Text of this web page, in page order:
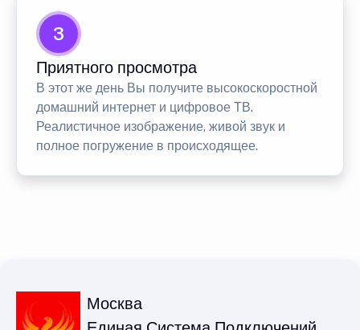
3
Приятного просмотра
В этот же день Вы получите высокоскоростной
домашний интернет и цифровое ТВ.
Реалистичное изображение, живой звук и
полное погружение в происходящее.
Москва